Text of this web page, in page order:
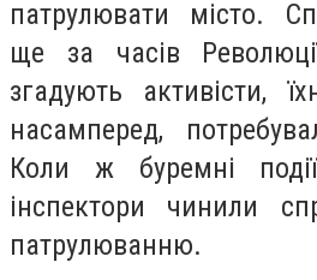
патрулювати місто.
ще за часів
згадують активісти,
насамперед,
Коли ж буремні
інспектори чинили
патрулюванню.